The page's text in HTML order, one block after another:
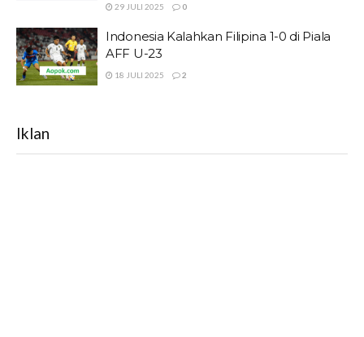
29 JULI 2025 0
Indonesia Kalahkan Filipina 1-0 di Piala
AFF U-23
18 JULI 2025 2
Iklan